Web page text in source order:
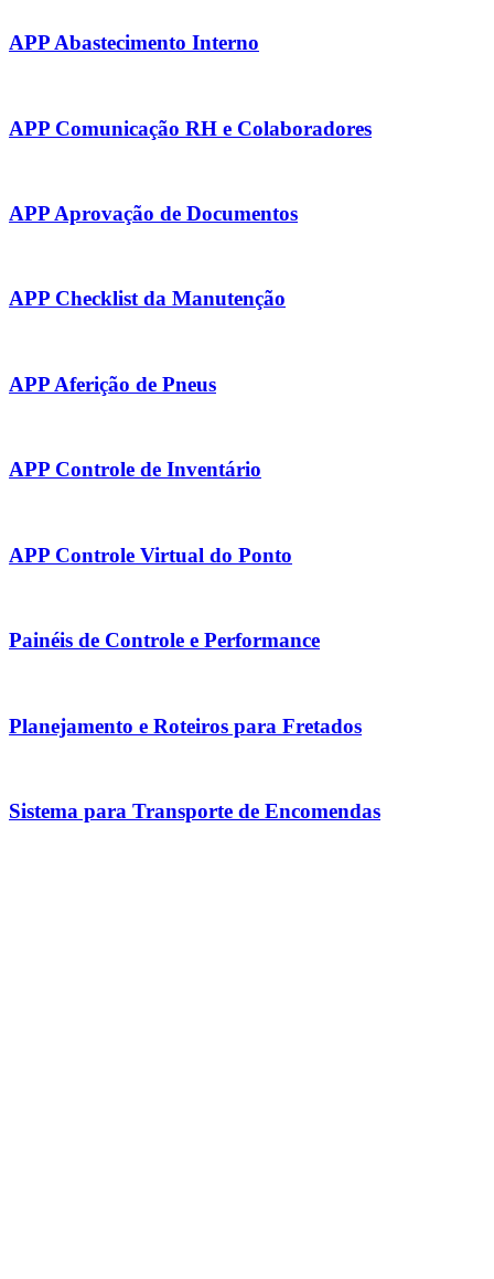
APP Abastecimento Interno
APP Comunicação RH e Colaboradores
APP Aprovação de Documentos
APP Checklist da Manutenção
APP Aferição de Pneus
APP Controle de Inventário
APP Controle Virtual do Ponto
Painéis de Controle e Performance
Planejamento e Roteiros para Fretados
Sistema para Transporte de Encomendas